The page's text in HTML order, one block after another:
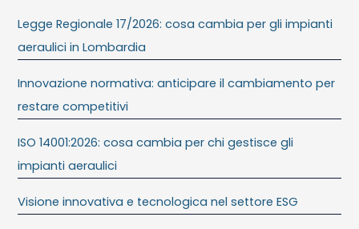
Legge Regionale 17/2026: cosa cambia per gli impianti
aeraulici in Lombardia
Innovazione normativa: anticipare il cambiamento per
restare competitivi
ISO 14001:2026: cosa cambia per chi gestisce gli
impianti aeraulici
Visione innovativa e tecnologica nel settore ESG